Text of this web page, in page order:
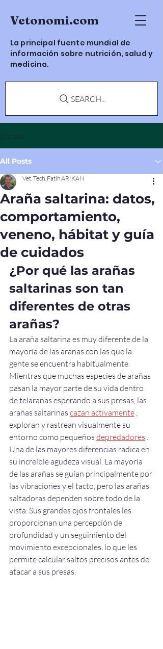
Vetonomi.com
La principal fuente mundial de
información sobre nutrición, salud y
medicina.
SEARCH...
Entrada
All Posts
Araña saltarina: datos,
comportamiento,
veneno, hábitat y guía
de cuidados
Vet. Tech. Fatih ARIKAN
¿Por qué las arañas
saltarinas son tan
diferentes de otras
arañas?
La araña saltarina es muy diferente de la
mayoría de las arañas con las que la
gente se encuentra habitualmente.
Mientras que muchas especies de arañas
pasan la mayor parte de su vida dentro
de telarañas esperando a sus presas, las
arañas saltarinas cazan activamente ,
exploran y rastrean visualmente su
entorno como pequeños depredadores .
Una de las mayores diferencias radica en
su increíble agudeza visual. La mayoría
de las arañas se guían principalmente por
las vibraciones y el tacto, pero las arañas
saltadoras dependen sobre todo de la
vista. Sus grandes ojos frontales les
proporcionan una percepción de
profundidad y un seguimiento del
movimiento excepcionales, lo que les
permite calcular saltos precisos antes de
atacar a sus presas.